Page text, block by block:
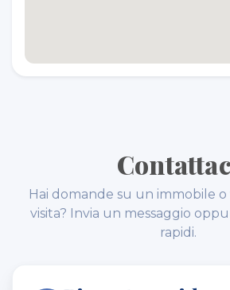
Hai domande su un immobile o
visita? Invia un messaggio
rapidi.